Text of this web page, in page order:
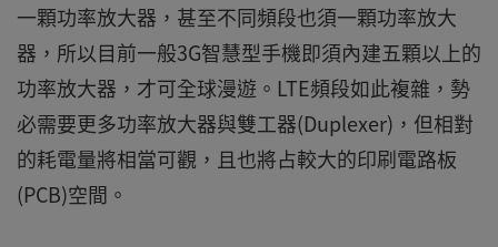
一顆功率放大器，甚至不同頻段也須一顆功率放大
器，所以目前一般3G智慧型手機即須內建五顆以上的
功率放大器，才可全球漫遊。LTE頻段如此複雜，勢
必需要更多功率放大器與雙工器(Duplexer)，但相對
的耗電量將相當可觀，且也將占較大的印刷電路板
(PCB)空間。